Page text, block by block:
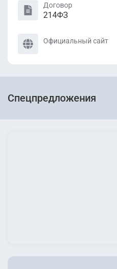
Договор
214ФЗ
Официальный сайт
Спецпредложения